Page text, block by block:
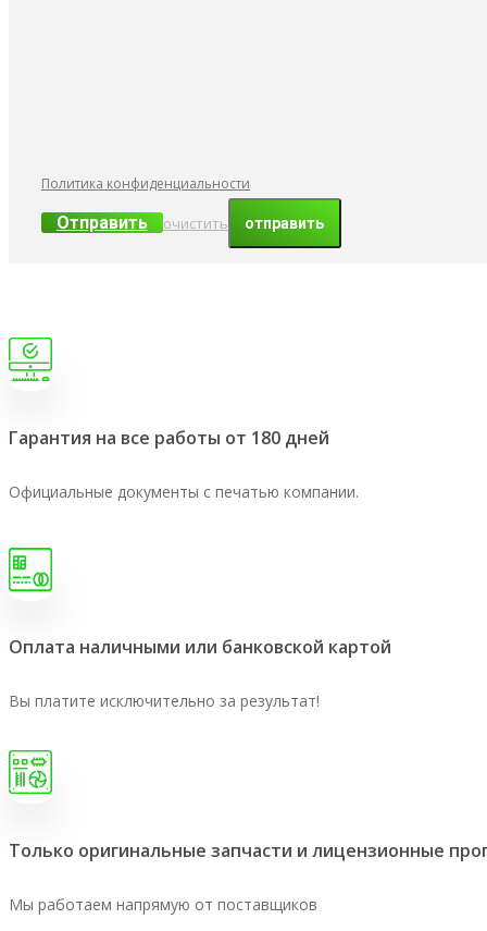
Политика конфиденциальности
Отправить очистить
Гарантия на все работы от 180 дней
Официальные документы с печатью компании.
Оплата наличными или банковской картой
Вы платите исключительно за результат!
Только оригинальные запчасти и лицензионные
Мы работаем напрямую от поставщиков